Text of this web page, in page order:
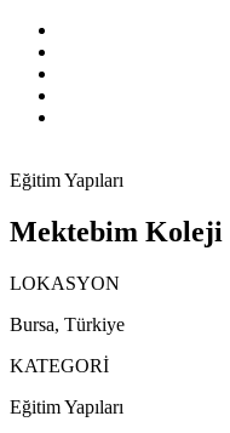
Eğitim Yapıları
Mektebim Koleji
LOKASYON
Bursa, Türkiye
KATEGORİ
Eğitim Yapıları